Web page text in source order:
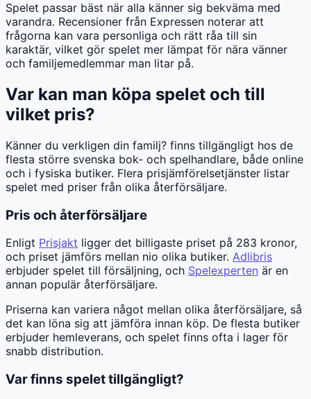
Spelet passar bäst när alla känner sig bekväma med
varandra. Recensioner från Expressen noterar att
frågorna kan vara personliga och rätt råa till sin
karaktär, vilket gör spelet mer lämpat för nära vänner
och familjemedlemmar man litar på.
Var kan man köpa spelet och till
vilket pris?
Känner du verkligen din familj? finns tillgängligt hos de
flesta större svenska bok- och spelhandlare, både online
och i fysiska butiker. Flera prisjämförelsetjänster listar
spelet med priser från olika återförsäljare.
Pris och återförsäljare
Enligt Prisjakt ligger det billigaste priset på 283 kronor,
och priset jämförs mellan nio olika butiker. Adlibris
erbjuder spelet till försäljning, och Spelexperten är en
annan populär återförsäljare.
Priserna kan variera något mellan olika återförsäljare, så
det kan löna sig att jämföra innan köp. De flesta butiker
erbjuder hemleverans, och spelet finns ofta i lager för
snabb distribution.
Var finns spelet tillgängligt?